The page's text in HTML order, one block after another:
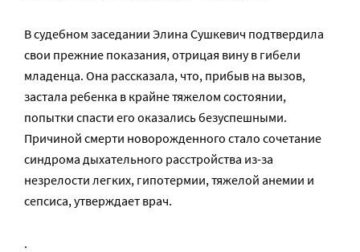
В судебном заседании Элина Сушкевич подтвердила
свои прежние показания, отрицая вину в гибели
младенца. Она рассказала, что, прибыв на вызов,
застала ребенка в крайне тяжелом состоянии,
попытки спасти его оказались безуспешными.
Причиной смерти новорожденного стало сочетание
синдрома дыхательного расстройства из-за
незрелости легких, гипотермии, тяжелой анемии и
сепсиса, утверждает врач.
.